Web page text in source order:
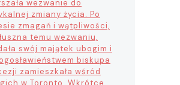
wezwanie do
zmiany życia. Po
zmagań i wątpliwości,
temu wezwaniu,
swój majątek ubogim i
biskupa
zamieszkała wśród